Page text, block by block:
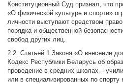
Конституционный Суд признал, что
«О физической культуре и спорте»
личности выступают средством
порядка и общественной
свобод других лиц.
2.2. Статьей 1 Закона «О внесении
Кодекс Республики Беларусь об
проведение в средних школах –
или в специализированных по спорту